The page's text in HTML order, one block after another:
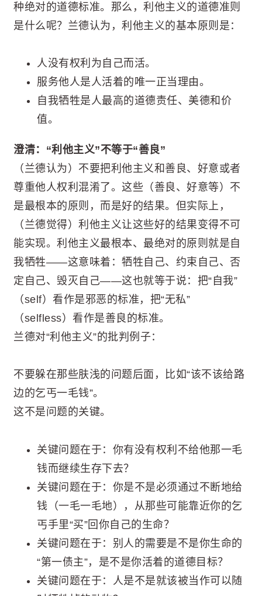
种绝对的道德标准。那么，利他主义的道德准则
是什么呢？兰德认为，利他主义的基本原则是：
人没有权利为自己而活。
服务他人是人活着的唯一正当理由。
自我牺牲是人最高的道德责任、美德和价
值。
澄清：“利他主义”不等于“善良”
（兰德认为）不要把利他主义和善良、好意或者
尊重他人权利混淆了。这些（善良、好意等）不
是最根本的原则，而是好的结果。但实际上，
（兰德觉得）利他主义让这些好的结果变得不可
能实现。利他主义最根本、最绝对的原则就是自
我牺牲——这意味着：牺牲自己、约束自己、否
定自己、毁灭自己——这也就等于说：把“自我”
（self）看作是邪恶的标准，把“无私”
（selfless）看作是善良的标准。
兰德对“利他主义”的批判例子：
不要躲在那些肤浅的问题后面，比如“该不该给路
边的乞丐一毛钱”。
这不是问题的关键。
关键问题在于：你有没有权利不给他那一毛
钱而继续生存下去？
关键问题在于：你是不是必须通过不断地给
钱（一毛一毛地），从那些可能靠近你的乞
丐手里“买”回你自己的生命？
关键问题在于：别人的需要是不是你生命的
“第一债主”，是不是你活着的道德目标？
关键问题在于：人是不是就该被当作可以随